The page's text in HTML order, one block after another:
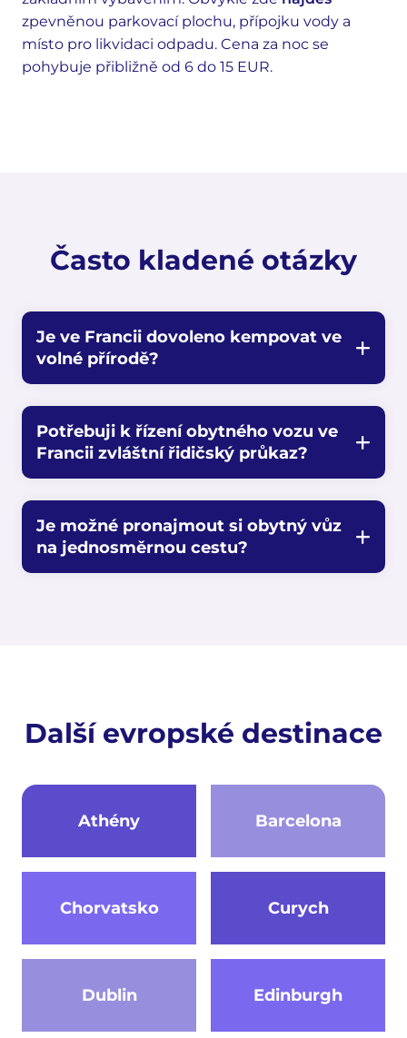
zpevněnou parkovací plochu, přípojku vody a
místo pro likvidaci odpadu. Cena za noc se
pohybuje přibližně od 6 do 15 EUR.
Často kladené otázky
Je ve Francii dovoleno kempovat ve
volné přírodě?
Potřebuji k řízení obytného vozu ve
Francii zvláštní řidičský průkaz?
Je možné pronajmout si obytný vůz
na jednosměrnou cestu?
Další evropské destinace
Athény Barcelona
Chorvatsko Curych
Dublin Edinburgh